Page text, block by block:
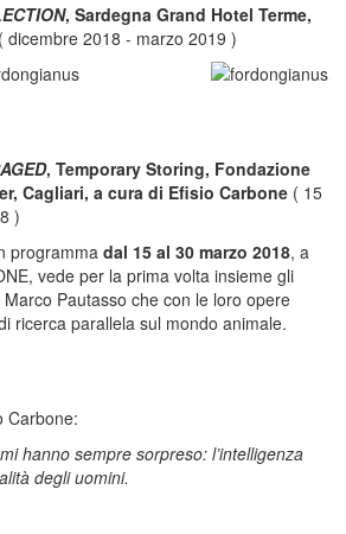
, Sardegna Grand Hotel Terme,
( dicembre 2018 - marzo 2019 )
, Temporary Storing, Fondazione
Cagliari, a cura di Efisio Carbone ( 15
)
programma dal 15 al 30 marzo 2018, a
vede per la prima volta insieme gli
Pautasso che con le loro opere
ricerca parallela sul mondo animale.
Carbone:
hanno sempre sorpreso: l’intelligenza
degli uomini.